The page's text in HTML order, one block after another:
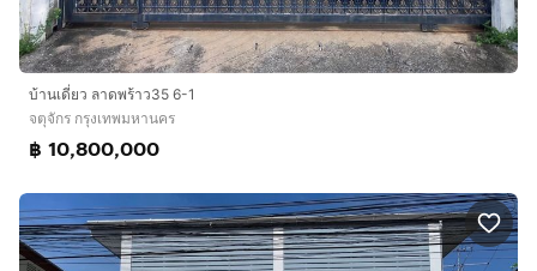
บ้านเดี่ยว ลาดพร้าว35 6-1
จตุจักร กรุงเทพมหานคร
฿ 10,800,000